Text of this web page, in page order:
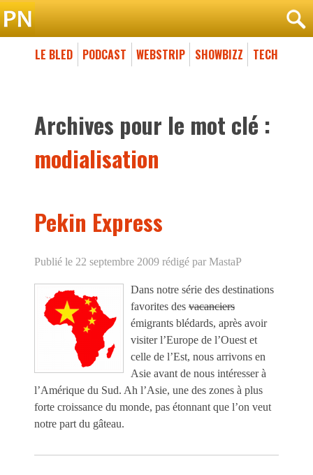
LE BLED PODCAST WEBSTRIP SHOWBIZZ TECH
Archives pour le mot clé :
modialisation
Pekin Express
Publié le 22 septembre 2009 rédigé par MastaP
Dans notre série des destinations
favorites des vacanciers
émigrants blédards, après avoir
visiter l’Europe de l’Ouest et
celle de l’Est, nous arrivons en
Asie avant de nous intéresser à
l’Amérique du Sud. Ah l’Asie, une des zones à plus
forte croissance du monde, pas étonnant que l’on veut
notre part du gâteau.